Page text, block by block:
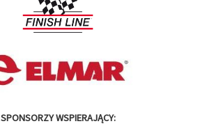
SPONSORZY WSPIERAJĄCY: